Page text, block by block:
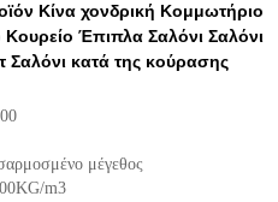
Κίνα χονδρική Κομμωτήριο
Έπιπλα Σαλόνι Σαλόνι
Σαλόνι κατά της κούρασης
μέγεθος
m3